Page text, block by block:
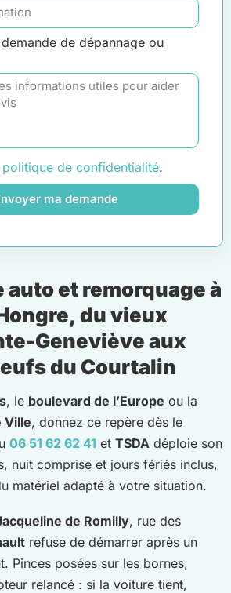
de dépannage ou
politique de confidentialité.
ma demande
auto et remorquage à
du vieux
Geneviève aux
du Courtalin
, le boulevard de l’Europe ou la
Ville, donnez ce repère dès le
06 51 62 62 41 et TSDA déploie son
nuit comprise et jours fériés inclus,
matériel adapté à votre situation.
de Romilly, rue des
refuse de démarrer après un
Pinces posées sur les bornes,
relancé : si la voiture tient,